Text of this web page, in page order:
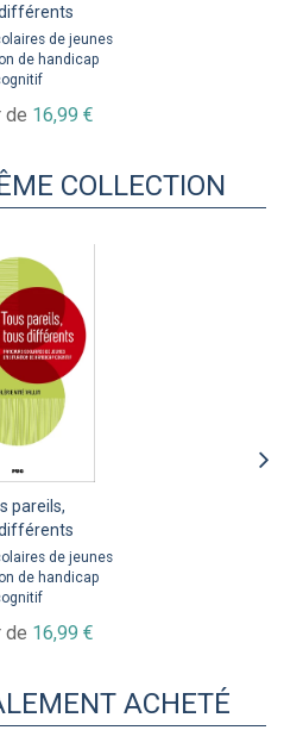
de jeunes
de handicap
de 16,99 €
COLLECTION
pareils,
de jeunes
de handicap
de 16,99 €
ACHETÉ